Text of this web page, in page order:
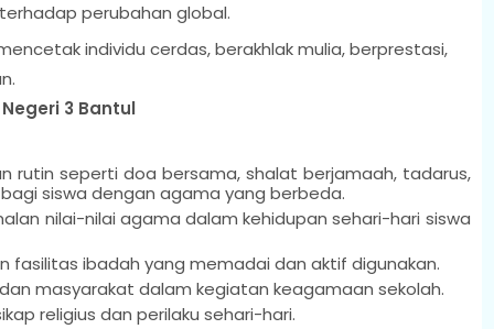
perubahan global.
individu cerdas, berakhlak mulia, berprestasi,
3 Bantul
rutin seperti doa bersama, shalat berjamaah, tadarus,
siswa dengan agama yang berbeda.
nilai-nilai agama dalam kehidupan sehari-hari siswa
fasilitas ibadah yang memadai dan aktif digunakan.
masyarakat dalam kegiatan keagamaan sekolah.
religius dan perilaku sehari-hari.